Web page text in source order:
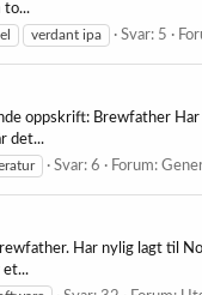
to...
verdant ipa Svar: 5
oppskrift: Brewfather
det...
Svar: 6 Forum:
Har nylig lagt til
et...